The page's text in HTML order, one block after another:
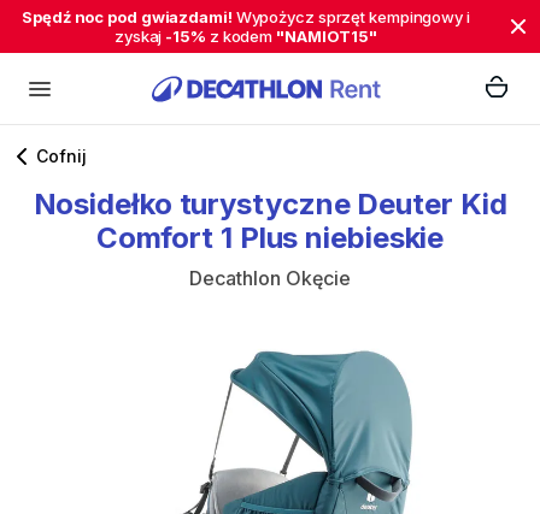
Spędź noc pod gwiazdami! Wypożycz sprzęt kempingowy i
zyskaj -15% z kodem "NAMIOT15"
Cofnij
Nosidełko turystyczne Deuter Kid
Comfort 1 Plus niebieskie
Decathlon Okęcie